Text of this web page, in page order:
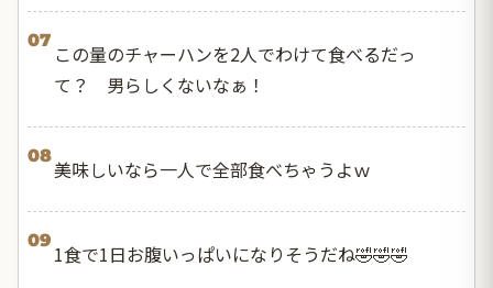
07
この量のチャーハンを2人でわけて食べるだっ
て？ 男らしくないなぁ！
08
美味しいなら一人で全部食べちゃうよｗ
09
1食で1日お腹いっぱいになりそうだね🤣🤣🤣